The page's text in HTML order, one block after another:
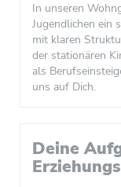
In unseren
Jugendlichen ein
mit klaren
der stationären
als
uns auf Dich.
Deine